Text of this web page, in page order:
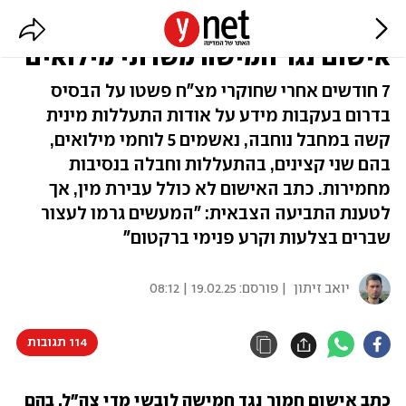
פרשת ההתעללות בשדה תימן: כתב
אישום נגד חמישה משרתי מילואים
7 חודשים אחרי שחוקרי מצ"ח פשטו על הבסיס
בדרום בעקבות מידע על אודות התעללות מינית
קשה במחבל נוחבה, נאשמים 5 לוחמי מילואים,
בהם שני קצינים, בהתעללות וחבלה בנסיבות
מחמירות. כתב האישום לא כולל עבירת מין, אך
לטענת התביעה הצבאית: "המעשים גרמו לעצור
שברים בצלעות וקרע פנימי ברקטום"
יואב זיתון | פורסם: 19.02.25 | 08:12
114 תגובות